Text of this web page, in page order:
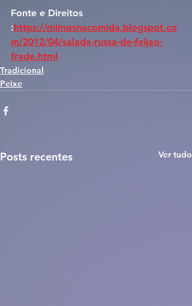
Fonte e Direitos
:https://mimosnacomida.blogspot.co
m/2012/04/salada-russa-de-feijao-
frade.html
Tradicional
Peixe
Posts recentes Ver tudo